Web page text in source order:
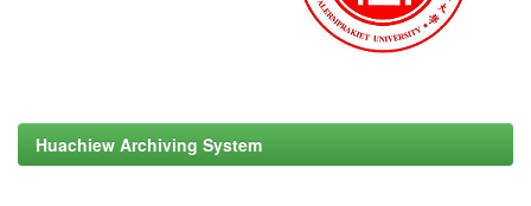
Huachiew Archiving System